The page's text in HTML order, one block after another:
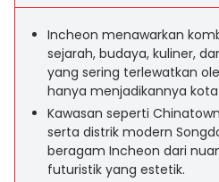
Incheon menawarkan
sejarah, budaya, kuliner,
yang sering terlewatkan
hanya menjadikannya
Kawasan seperti
serta distrik modern
beragam Incheon dari
futuristik yang estetik.